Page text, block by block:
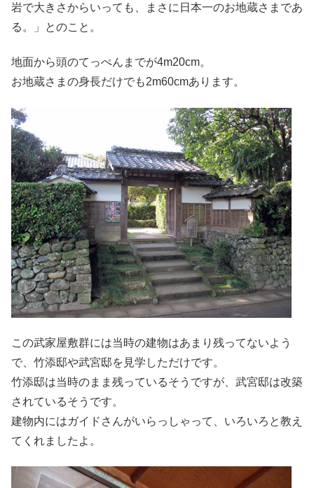
岩で大きさからいっても、まさに日本一のお地蔵さまであ
る。」とのこと。
地面から頭のてっぺんまでが4m20cm。
お地蔵さまの身長だけでも2m60cmあります。
この武家屋敷群には当時の建物はあまり残ってないよう
で、竹添邸や武宮邸を見学しただけです。
竹添邸は当時のまま残っているそうですが、武宮邸は改築
されているそうです。
建物内にはガイドさんがいらっしゃって、いろいろと教え
てくれましたよ。